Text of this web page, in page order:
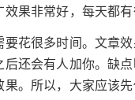
果非常好，每天都有
花很多时间。文章
还会有人加你。缺
。所以，大家应该